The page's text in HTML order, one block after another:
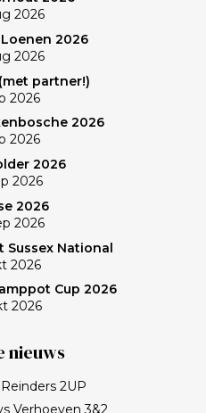
en laten, dus. Maar de
slagen van
Topgast, topdag!
2026
2026
2026
partner!)
2026
2026
2026
2026
2026
2026
2026
Sussex National
2026
Cup 2026
2026
nieuws
2UP